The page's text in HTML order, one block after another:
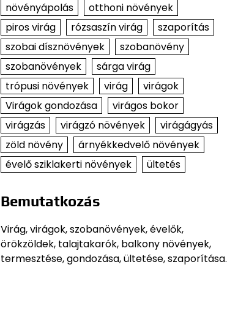
növényápolás
otthoni növények
piros virág
rózsaszín virág
szaporítás
szobai dísznövények
szobanövény
szobanövények
sárga virág
trópusi növények
virág
virágok
Virágok gondozása
virágos bokor
virágzás
virágzó növények
virágágyás
zöld növény
árnyékkedvelő növények
évelő sziklakerti növények
ültetés
Bemutatkozás
Virág, virágok, szobanövények, évelők,
örökzöldek, talajtakarók, balkony növények,
termesztése, gondozása, ültetése, szaporítása.